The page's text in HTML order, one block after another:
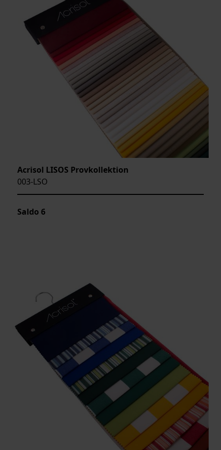
Acrisol LISOS Provkollektion
003-LSO
Saldo 6